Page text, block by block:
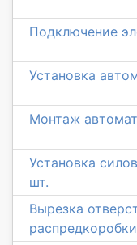
Подключение
Установка
Монтаж
Установка
шт.
Вырезка